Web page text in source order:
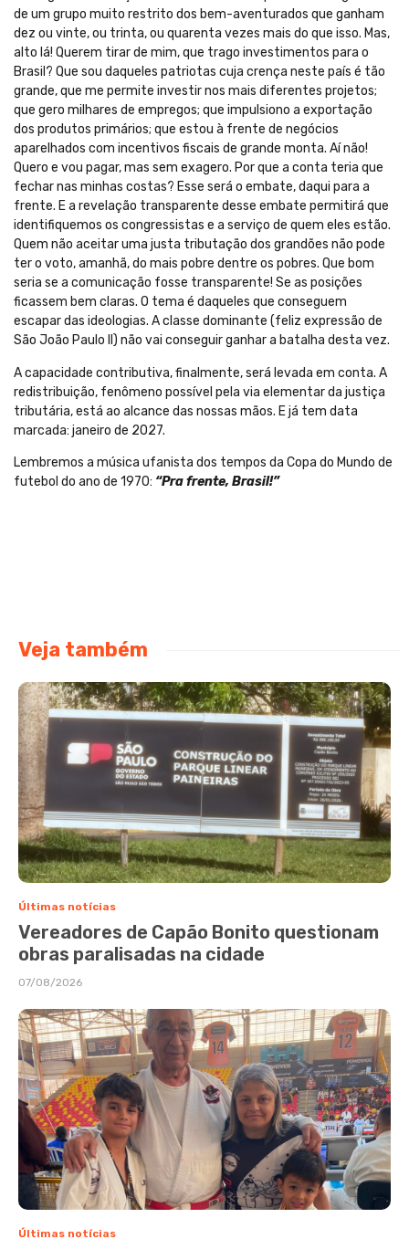
de um grupo muito restrito dos bem-aventurados que ganham
dez ou vinte, ou trinta, ou quarenta vezes mais do que isso. Mas,
alto lá! Querem tirar de mim, que trago investimentos para o
Brasil? Que sou daqueles patriotas cuja crença neste país é tão
grande, que me permite investir nos mais diferentes projetos;
que gero milhares de empregos; que impulsiono a exportação
dos produtos primários; que estou à frente de negócios
aparelhados com incentivos fiscais de grande monta. Aí não!
Quero e vou pagar, mas sem exagero. Por que a conta teria que
fechar nas minhas costas? Esse será o embate, daqui para a
frente. E a revelação transparente desse embate permitirá que
identifiquemos os congressistas e a serviço de quem eles estão.
Quem não aceitar uma justa tributação dos grandões não pode
ter o voto, amanhã, do mais pobre dentre os pobres. Que bom
seria se a comunicação fosse transparente! Se as posições
ficassem bem claras. O tema é daqueles que conseguem
escapar das ideologias. A classe dominante (feliz expressão de
São João Paulo II) não vai conseguir ganhar a batalha desta vez.
A capacidade contributiva, finalmente, será levada em conta. A
redistribuição, fenômeno possível pela via elementar da justiça
tributária, está ao alcance das nossas mãos. E já tem data
marcada: janeiro de 2027.
Lembremos a música ufanista dos tempos da Copa do Mundo de
futebol do ano de 1970: “Pra frente, Brasil!”
Veja também
Últimas notícias
Vereadores de Capão Bonito questionam
obras paralisadas na cidade
07/08/2026
Últimas notícias